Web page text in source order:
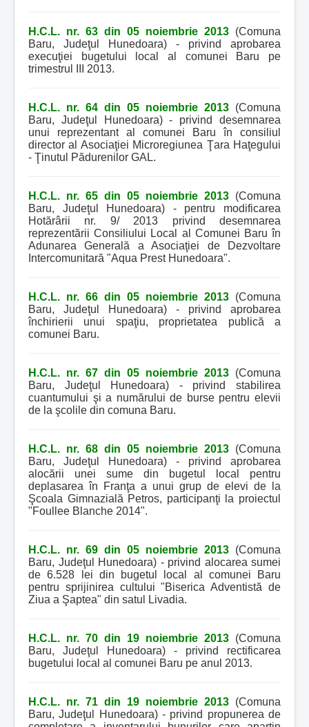
H.C.L. nr. 63 din 05 noiembrie 2013 (Comuna
Baru, Judeţul Hunedoara) - privind aprobarea
execuţiei bugetului local al comunei Baru pe
trimestrul III 2013.
H.C.L. nr. 64 din 05 noiembrie 2013 (Comuna
Baru, Judeţul Hunedoara) - privind desemnarea
unui reprezentant al comunei Baru în consiliul
director al Asociaţiei Microregiunea Ţara Haţegului
- Ţinutul Pădurenilor GAL.
H.C.L. nr. 65 din 05 noiembrie 2013 (Comuna
Baru, Judeţul Hunedoara) - pentru modificarea
Hotărârii nr. 9/ 2013 privind desemnarea
reprezentării Consiliului Local al Comunei Baru în
Adunarea Generală a Asociaţiei de Dezvoltare
Intercomunitară "Aqua Prest Hunedoara".
H.C.L. nr. 66 din 05 noiembrie 2013 (Comuna
Baru, Judeţul Hunedoara) - privind aprobarea
închirierii unui spaţiu, proprietatea publică a
comunei Baru.
H.C.L. nr. 67 din 05 noiembrie 2013 (Comuna
Baru, Judeţul Hunedoara) - privind stabilirea
cuantumului şi a numărului de burse pentru elevii
de la şcolile din comuna Baru.
H.C.L. nr. 68 din 05 noiembrie 2013 (Comuna
Baru, Judeţul Hunedoara) - privind aprobarea
alocării unei sume din bugetul local pentru
deplasarea în Franţa a unui grup de elevi de la
Şcoala Gimnazială Petros, participanţi la proiectul
"Foullee Blanche 2014".
H.C.L. nr. 69 din 05 noiembrie 2013 (Comuna
Baru, Judeţul Hunedoara) - privind alocarea sumei
de 6.528 lei din bugetul local al comunei Baru
pentru sprijinirea cultului "Biserica Adventistă de
Ziua a Şaptea" din satul Livadia.
H.C.L. nr. 70 din 19 noiembrie 2013 (Comuna
Baru, Judeţul Hunedoara) - privind rectificarea
bugetului local al comunei Baru pe anul 2013.
H.C.L. nr. 71 din 19 noiembrie 2013 (Comuna
Baru, Judeţul Hunedoara) - privind propunerea de